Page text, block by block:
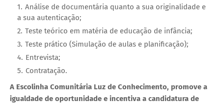
Análise de documentária quanto a sua originalidade e
a sua autenticação;
Teste teórico em matéria de educação de infância;
Teste prático (Simulação de aulas e planificação);
Entrevista;
Contratação.
A Escolinha Comunitária Luz de Conhecimento, promove a
igualdade de oportunidade e incentiva a candidatura de